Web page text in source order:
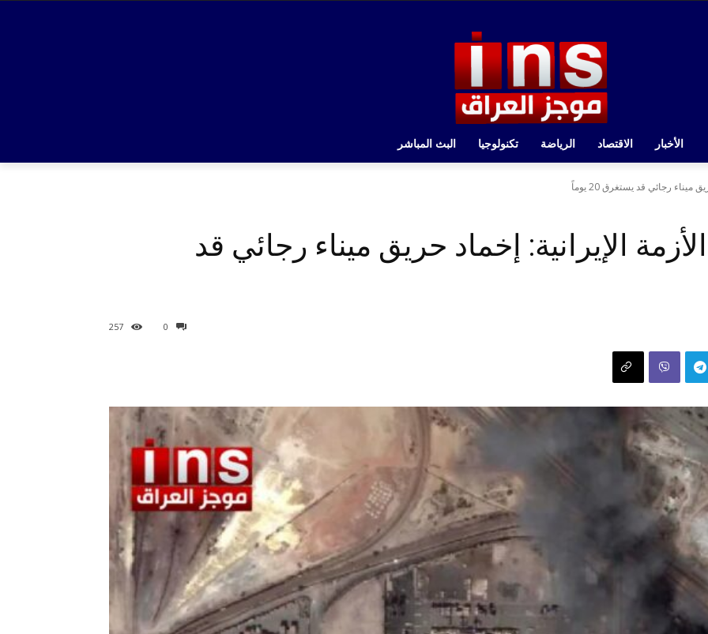
الأخبار الاقتصاد الرياضة تكنولوجيا البث المباشر
رجائي قد يستغرق 20 يوماً
الإيرانية: إخماد حريق ميناء رجائي قد
0
257